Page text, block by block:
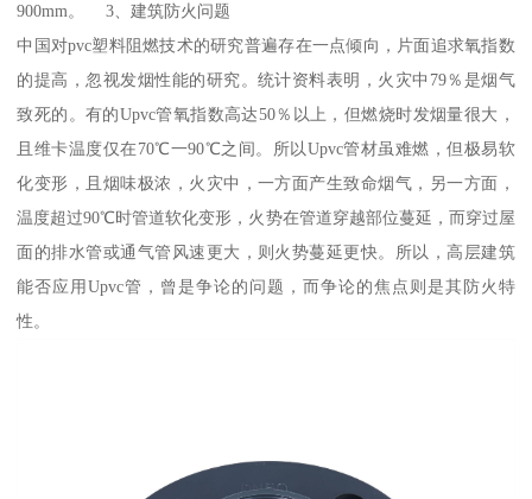
900mm。 3、建筑防火问题
中国对pvc塑料阻燃技术的研究普遍存在一点倾向，片面追求氧指数
的提高，忽视发烟性能的研究。统计资料表明，火灾中79％是烟气
致死的。有的Upvc管氧指数高达50％以上，但燃烧时发烟量很大，
且维卡温度仅在70℃一90℃之间。所以Upvc管材虽难燃，但极易软
化变形，且烟味极浓，火灾中，一方面产生致命烟气，另一方面，
温度超过90℃时管道软化变形，火势在管道穿越部位蔓延，而穿过屋
面的排水管或通气管风速更大，则火势蔓延更快。所以，高层建筑
能否应用Upvc管，曾是争论的问题，而争论的焦点则是其防火特
性。